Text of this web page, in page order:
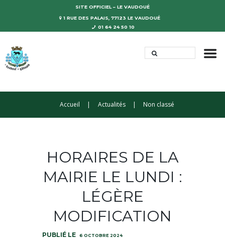
SITE OFFICIEL – LE VAUDOUÉ
1 RUE DES PALAIS, 77123 LE VAUDOUÉ
01 64 24 50 10
Accueil Actualités Non classé
HORAIRES DE LA
MAIRIE LE LUNDI :
LÉGÈRE
MODIFICATION
6 OCTOBRE 2024